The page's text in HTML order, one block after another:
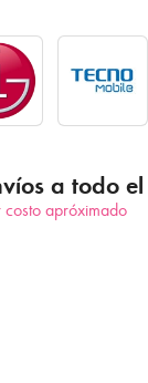
a todo
costo apróximado